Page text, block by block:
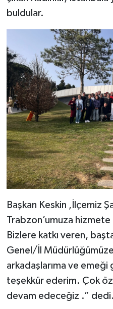
buldular.
Başkan Keskin ,İlçemiz
Trabzon’umuza
Bizlere katkı veren,
Genel/İl
arkadaşlarıma ve
teşekkür ederim. Çok
devam edeceğiz .” dedi.